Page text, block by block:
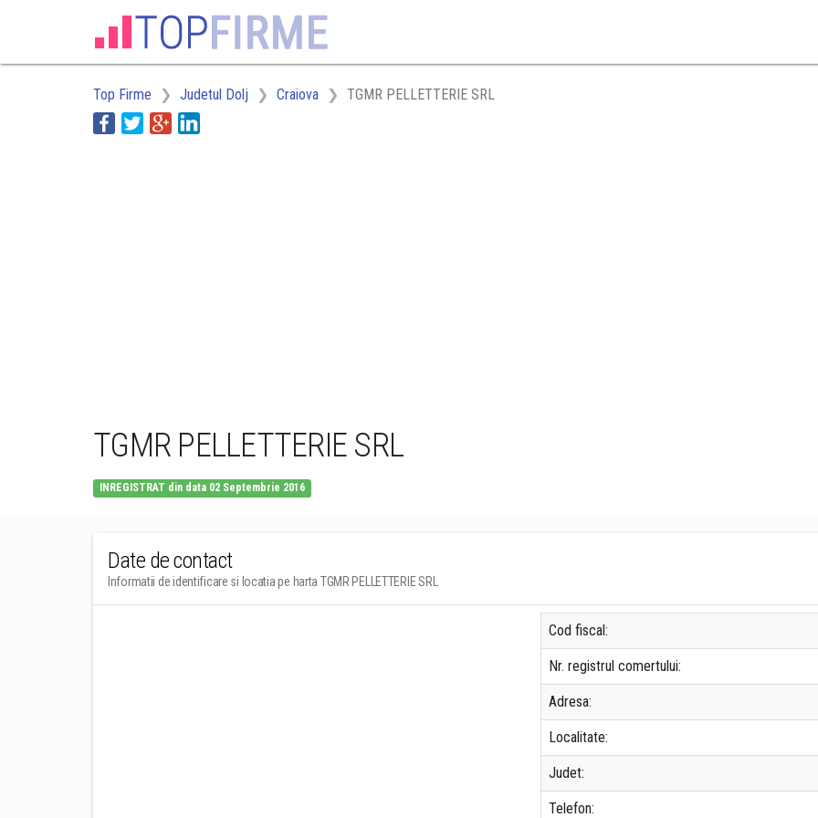
Top Firme Judetul Dolj Craiova TGMR PELLETTERIE SRL
TGMR PELLETTERIE SRL
INREGISTRAT din data 02 Septembrie 2016
Date de contact
Informatii de identificare si locatia pe harta TGMR PELLETTERIE SRL
Cod fiscal:
Nr. registrul comertului:
Adresa:
Localitate:
Judet:
Telefon: